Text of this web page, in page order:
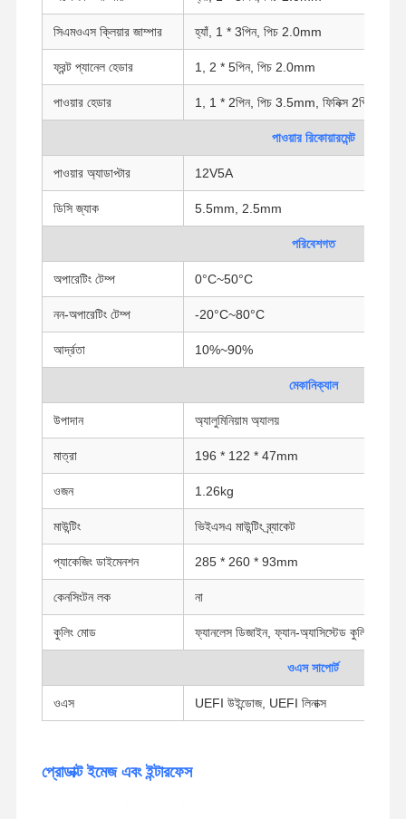
মান নিয়ন্ত্রণ
আমাদের সাথে
যোগাযোগ করুন
এখন চ্যাট করুন
ফায়ারওয়াল মিনি পিসি
ইন্ডাস্ট্রিয়াল মিনি পিসি
1U র্যাকমাউন্ট পিসি
এনএএস মিনি পিসি
সেলারন মিনি পিসি
কোর মিনি পিসি
ইন্ডাস্ট্রিয়াল মাদারবোর্ড
ফায়ারওয়াল মাদারবোর্ড
সিএমওএস ক্লিয়ার জাম্পার হ্যাঁ, 1 * 3পিন, পিচ 2.0mm
ফ্রন্ট প্যানেল হেডার 1, 2 * 5পিন, পিচ 2.0mm
পাওয়ার হেডার 1, 1 * 2পিন, পিচ 3.5mm, ফিনিক্স 2পিন
পাওয়ার রিকোয়ারমেন্ট
পাওয়ার অ্যাডাপ্টার 12V5A
ডিসি জ্যাক 5.5mm, 2.5mm
পরিবেশগত
অপারেটিং টেম্প 0°C~50°C
নন-অপারেটিং টেম্প -20°C~80°C
আর্দ্রতা 10%~90%
মেকানিক্যাল
উপাদান অ্যালুমিনিয়াম অ্যালয়
মাত্রা 196 * 122 * 47mm
ওজন 1.26kg
মাউন্টিং ভিইএসএ মাউন্টিং ব্র্যাকেট
প্যাকেজিং ডাইমেনশন 285 * 260 * 93mm
কেনসিংটন লক না
কুলিং মোড ফ্যানলেস ডিজাইন, ফ্যান-অ্যাসিস্টেড কুলিং
ওএস সাপোর্ট
ওএস UEFI উইন্ডোজ, UEFI লিনাক্স
প্রোডাক্ট ইমেজ এবং ইন্টারফেস